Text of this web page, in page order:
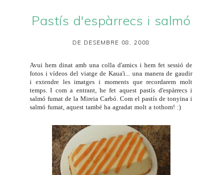
Pastís d'espàrrecs i salmó
DE DESEMBRE 08, 2008
Avui hem dinat amb una colla d'amics i hem fet sessió de
fotos i vídeos del viatge de Kaua'i... una manera de gaudir
i extendre les imatges i moments que recordarem molt
temps. I com a entrant, he fet aquest pastís d'espàrrecs i
salmó fumat de la Mireia Carbó. Com el pastís de tonyina i
salmó fumat , aquest també ha agradat molt a tothom! :)